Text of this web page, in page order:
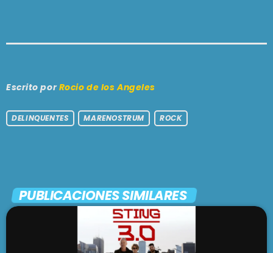
Escrito porRocio de los Angeles
DELINQUENTES MARENOSTRUM ROCK
PUBLICACIONES SIMILARES